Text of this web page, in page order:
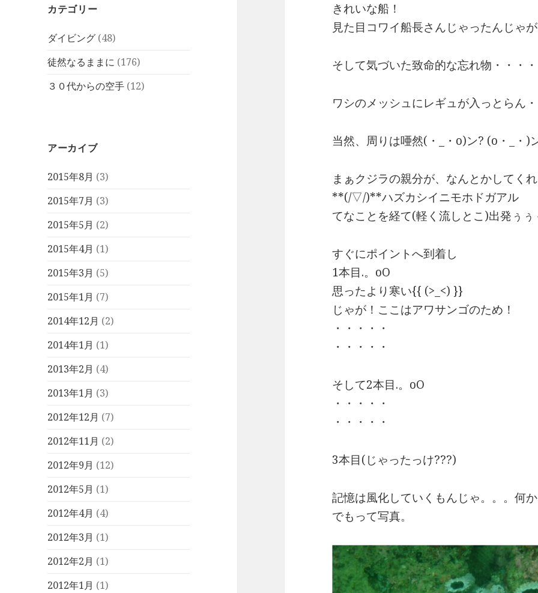
カテゴリー
ダイビング (48)
徒然なるままに (176)
３０代からの空手 (12)
アーカイブ
2015年8月 (3)
2015年7月 (3)
2015年5月 (2)
2015年4月 (1)
2015年3月 (5)
2015年1月 (7)
2014年12月 (2)
2014年1月 (1)
2013年2月 (4)
2013年1月 (3)
2012年12月 (7)
2012年11月 (2)
2012年9月 (12)
2012年5月 (1)
2012年4月 (4)
2012年3月 (1)
2012年2月 (1)
2012年1月 (1)
きれいな船！
見た目コワイ船長さんじゃったんじゃ
そして気づいた致命的な忘れ物・・・・
ワシのメッシュにレギュが入っとらん
当然、周りは唖然(・_・o)ン? (o・_・)
まぁクジラの親分が、なんとかしてく
**(/▽/)**ハズカシイニモホドガアル
てなことを経て(軽く流しとこ)出発ぅぅ
すぐにポイントへ到着し
1本目.。oO
思ったより寒い{{ (>_<) }}
じゃが！ここはアワサンゴのため！
・・・・・
・・・・・
そして2本目.。oO
・・・・・
・・・・・
3本目(じゃったっけ???)
記憶は風化していくもんじゃ。。。何
でもって写真。